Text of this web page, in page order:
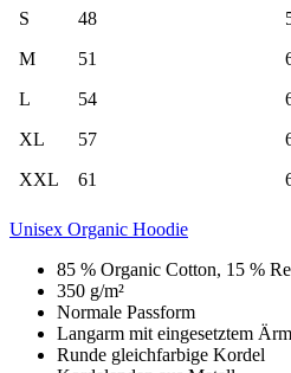
S
48
M
51
L
54
XL
57
XXL
61
Unisex Organic Hoodie
85 % Organic Cotton, 15 %
350 g/m²
Normale Passform
Langarm mit eingesetztem
Runde gleichfarbige Kordel